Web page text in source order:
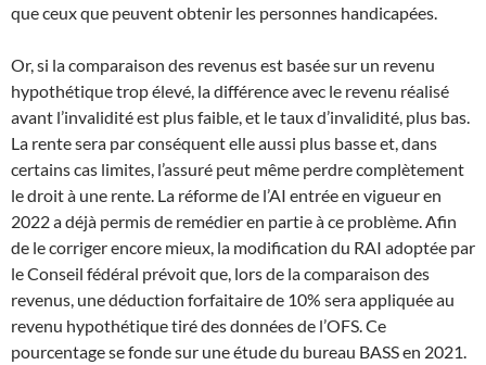
que ceux que peuvent obtenir les personnes handicapées.
Or, si la comparaison des revenus est basée sur un revenu
hypothétique trop élevé, la différence avec le revenu réalisé
avant l’invalidité est plus faible, et le taux d’invalidité, plus bas.
La rente sera par conséquent elle aussi plus basse et, dans
certains cas limites, l’assuré peut même perdre complètement
le droit à une rente. La réforme de l’AI entrée en vigueur en
2022 a déjà permis de remédier en partie à ce problème. Afin
de le corriger encore mieux, la modification du RAI adoptée par
le Conseil fédéral prévoit que, lors de la comparaison des
revenus, une déduction forfaitaire de 10% sera appliquée au
revenu hypothétique tiré des données de l’OFS. Ce
pourcentage se fonde sur une étude du bureau BASS en 2021.